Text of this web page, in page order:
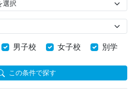
男子校 女子校 別学
この条件で探す